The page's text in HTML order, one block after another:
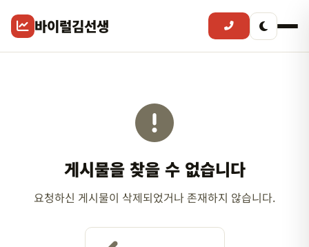
바이럴김선생
게시물을 찾을 수 없습니다
요청하신 게시물이 삭제되었거나 존재하지 않습니다.